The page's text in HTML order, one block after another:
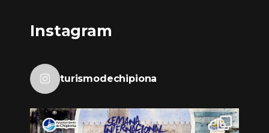
Instagram
turismodechipiona